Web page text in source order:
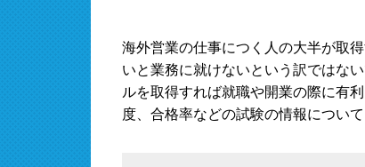
海外営業の仕事につく人の大半が取
いと業務に就けないという訳ではな
ルを取得すれば就職や開業の際に有
度、合格率などの試験の情報について